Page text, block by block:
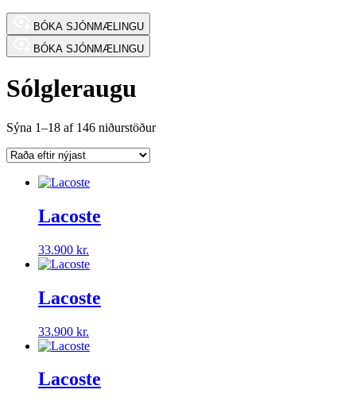
BÓKA SJÓNMÆLINGU
BÓKA SJÓNMÆLINGU
Sólgleraugu
Sýna 1–18 af 146 niðurstöðurSorted
Lacoste
33.900 kr.
Lacoste
33.900 kr.
Lacoste